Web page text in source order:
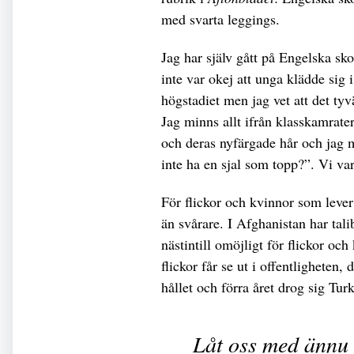
med svarta leggings.
Jag har själv gått på Engelska
inte var okej att unga klädde sig
högstadiet men jag vet att det
Jag minns allt ifrån
och deras nyfärgade hår och
inte ha en sjal som topp?”. Vi
För flickor och kvinnor som
än svårare. I Afghanistan har
nästintill omöjligt för flickor och
flickor får se ut i offentligheten,
hållet och förra året drog sig
Låt oss med